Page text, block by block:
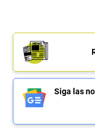
Siga las